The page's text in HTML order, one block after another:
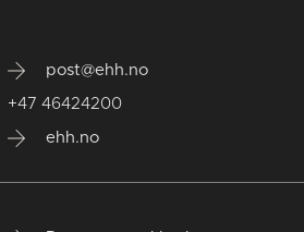
post@ehh.no
+47 46424200
ehh.no